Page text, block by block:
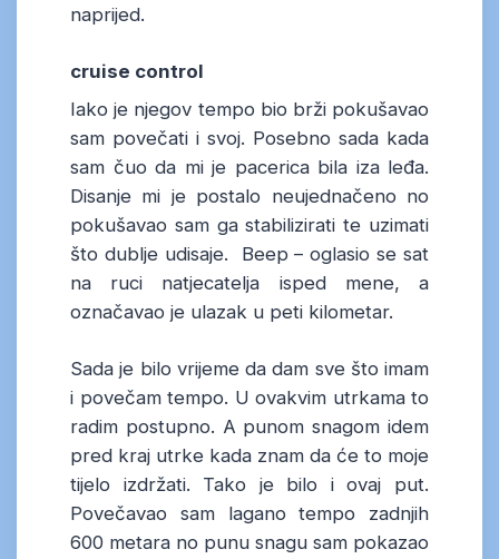
naprijed.
cruise control
Iako je njegov tempo bio brži pokušavao
sam povečati i svoj. Posebno sada kada
sam čuo da mi je pacerica bila iza leđa.
Disanje mi je postalo neujednačeno no
pokušavao sam ga stabilizirati te uzimati
što dublje udisaje. Beep – oglasio se sat
na ruci natjecatelja isped mene, a
označavao je ulazak u peti kilometar.
Sada je bilo vrijeme da dam sve što imam
i povečam tempo. U ovakvim utrkama to
radim postupno. A punom snagom idem
pred kraj utrke kada znam da će to moje
tijelo izdržati. Tako je bilo i ovaj put.
Povečavao sam lagano tempo zadnjih
600 metara no punu snagu sam pokazao